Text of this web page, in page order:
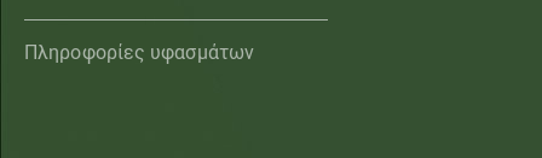
Πληροφορίες υφασμάτων